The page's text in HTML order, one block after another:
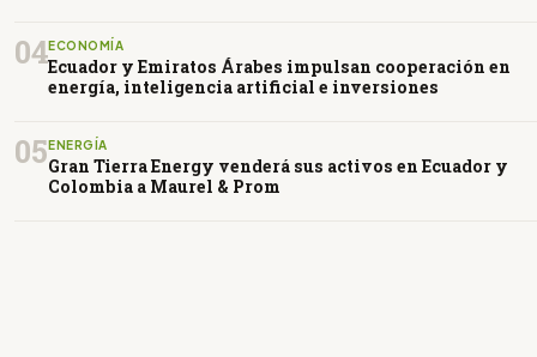
04ECONOMÍA
Ecuador y Emiratos Árabes impulsan cooperación en
energía, inteligencia artificial e inversiones
05ENERGÍA
Gran Tierra Energy venderá sus activos en Ecuador y
Colombia a Maurel & Prom